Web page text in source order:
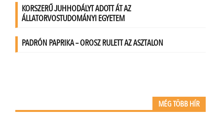
MÉG TÖBB HÍR